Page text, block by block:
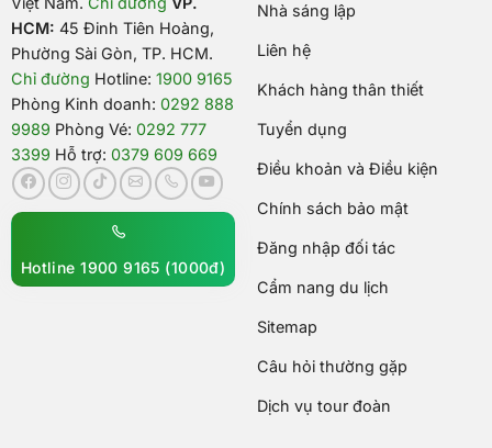
HCM: 45 Đinh Tiên Hoàng,
Phường Sài Gòn, TP. HCM.
Chỉ đường Hotline: 1900 9165
Phòng Kinh doanh: 0292 888
9989 Phòng Vé: 0292 777
3399 Hỗ trợ: 0379 609 669
Hotline 1900 9165 (1000đ)
Nhà sáng lập
Liên hệ
Khách hàng thân thiết
Tuyển dụng
Điều khoản và Điều kiện
Chính sách bảo mật
Đăng nhập đối tác
Cẩm nang du lịch
Sitemap
Câu hỏi thường gặp
Dịch vụ tour đoàn